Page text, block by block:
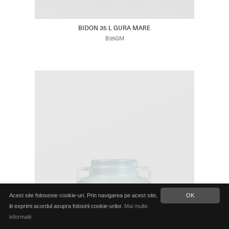
BIDON 35 L GURA MARE
B35GM
OK
Acest site foloseste cookie-uri. Prin navigarea pe acest site,
iti exprimi acordul asupra folosirii cookie-urilor. Mai multe
informatii